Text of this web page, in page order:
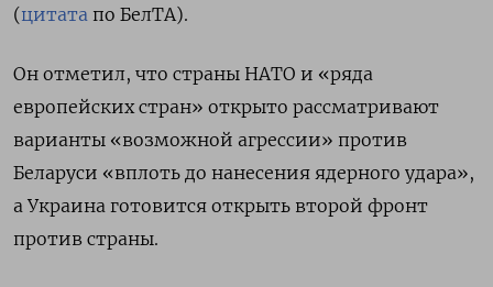
(цитата по БелТА).
Он отметил, что страны НАТО и «ряда
европейских стран» открыто рассматривают
варианты «возможной агрессии» против
Беларуси «вплоть до нанесения ядерного удара»,
а Украина готовится открыть второй фронт
против страны.